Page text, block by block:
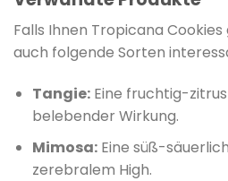
Falls Ihnen Tropicana
auch folgende Sorten
Tangie:Eine fruchtig-
belebender Wirkung.
Mimosa:Eine süß-
zerebralem High.